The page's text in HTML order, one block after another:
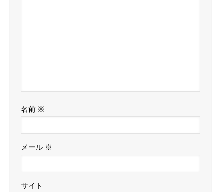
名前 ※
メール ※
サイト